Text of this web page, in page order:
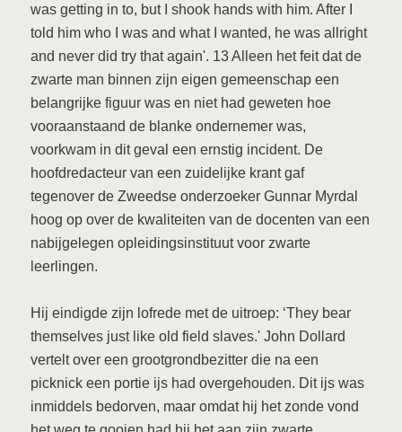
was getting in to, but I shook hands with him. After I
told him who I was and what I wanted, he was allright
and never did try that again'. 13 Alleen het feit dat de
zwarte man binnen zijn eigen gemeenschap een
belangrijke figuur was en niet had geweten hoe
vooraanstaand de blanke ondernemer was,
voorkwam in dit geval een ernstig incident. De
hoofdredacteur van een zuidelijke krant gaf
tegenover de Zweedse onderzoeker Gunnar Myrdal
hoog op over de kwaliteiten van de docenten van een
nabijgelegen opleidingsinstituut voor zwarte
leerlingen.
Hij eindigde zijn lofrede met de uitroep: ‘They bear
themselves just like old field slaves.' John Dollard
vertelt over een grootgrondbezitter die na een
picknick een portie ijs had overgehouden. Dit ijs was
inmiddels bedorven, maar omdat hij het zonde vond